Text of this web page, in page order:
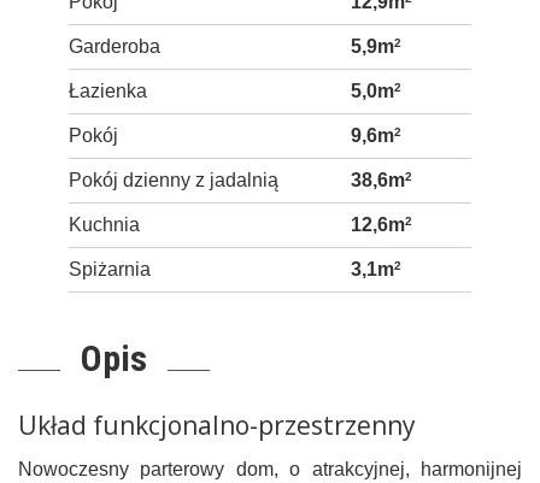
Garderoba 5,9m2
Łazienka 5,0m2
Pokój 9,6m2
Pokój dzienny z jadalnią 38,6m2
Kuchnia 12,6m2
Spiżarnia 3,1m2
Opis
Układ funkcjonalno-przestrzenny
Nowoczesny parterowy dom, o atrakcyjnej, harmonijnej